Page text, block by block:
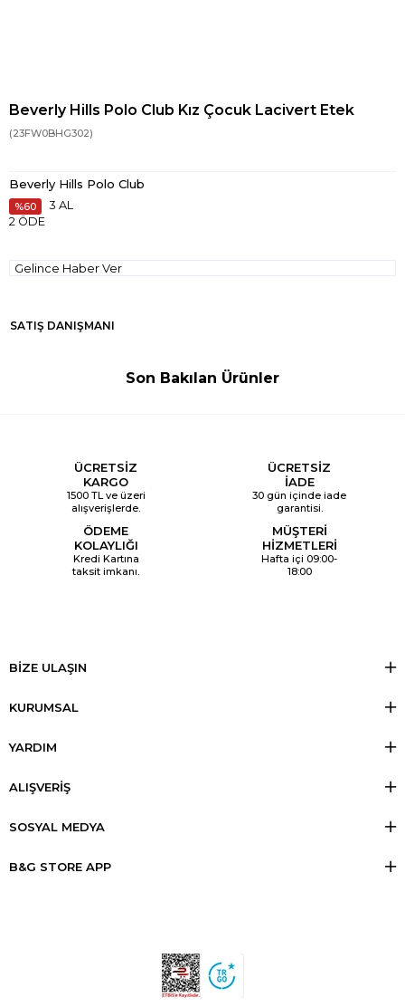
Beverly Hills Polo Club Kız Çocuk Lacivert Etek
(23FW0BHG302)
Beverly Hills Polo Club
60
3 AL
2 ÖDE
Gelince Haber Ver
SATIŞ DANIŞMANI
Son Bakılan Ürünler
ÜCRETSİZ
KARGO
1500 TL ve üzeri
alışverişlerde.
ÜCRETSİZ
İADE
30 gün içinde iade
garantisi.
ÖDEME
KOLAYLIĞI
Kredi Kartına
taksit imkanı.
MÜŞTERİ
HİZMETLERİ
Hafta içi 09:00-
18:00
BİZE ULAŞIN
KURUMSAL
YARDIM
ALIŞVERİŞ
SOSYAL MEDYA
B&G STORE APP